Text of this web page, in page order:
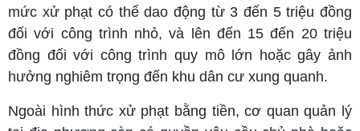
mức xử phạt có thể dao động từ 3 đến 5 triệu đồng
đối với công trình nhỏ, và lên đến 15 đến 20 triệu
đồng đối với công trình quy mô lớn hoặc gây ảnh
hưởng nghiêm trọng đến khu dân cư xung quanh.
Ngoài hình thức xử phạt bằng tiền, cơ quan quản lý